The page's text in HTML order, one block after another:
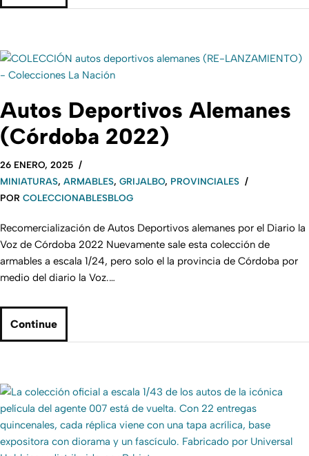
Autos Deportivos Alemanes
(Córdoba 2022)
26 ENERO, 2025
MINIATURAS, ARMABLES, GRIJALBO, PROVINCIALES
POR COLECCIONABLESBLOG
Recomercialización de Autos Deportivos alemanes por el Diario la
Voz de Córdoba 2022 Nuevamente sale esta colección de
armables a escala 1/24, pero solo el la provincia de Córdoba por
medio del diario la Voz.…
Continue